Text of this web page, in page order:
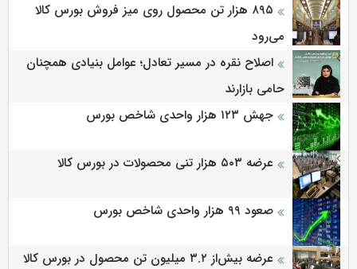
۸۹۵ هزار تن محصول روی میز فروش بورس کالا
می‌‌رود
اصلاح نقره در مسیر تعادل؛ عوامل بنیادی همچنان
حامی بازارند
جهش ۱۲۳ هزار واحدی شاخص بورس
عرضه ۵۰۳ هزار تنی محصولات در بورس کالا
صعود ۹۹ هزار واحدی شاخص بورس
عرضه بیش‌از ۳.۲ میلیون تن محصول در بورس کالا